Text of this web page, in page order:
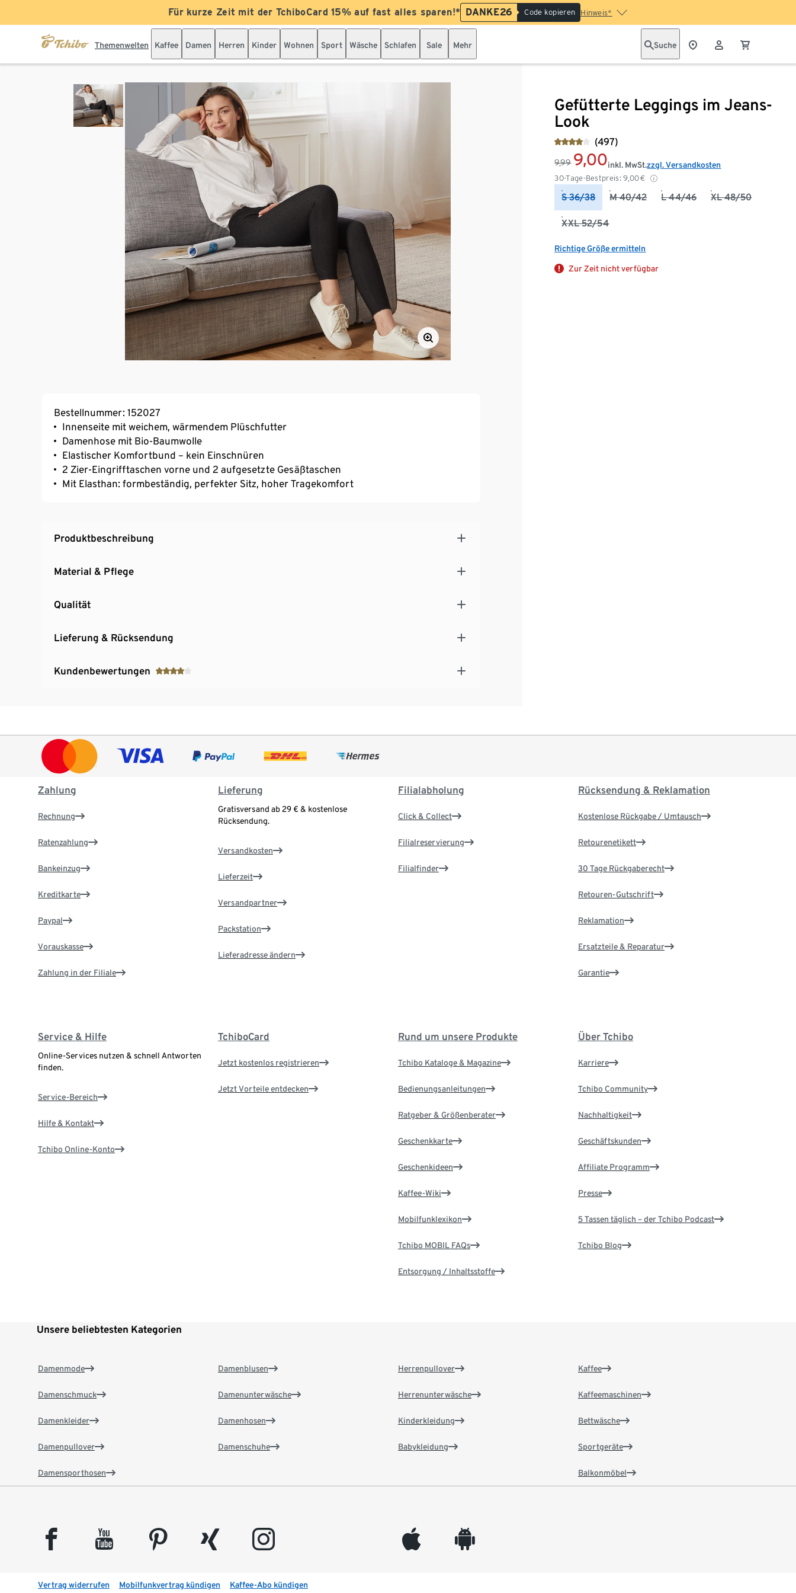
Für kurze Zeit mit der TchiboCard 15% auf fast alles sparen!* DANKE26 Code kopieren Hinweis*
Themenwelten Kaffee Damen Herren Kinder Wohnen Sport Wäsche Schlafen Sale Mehr Suche
Gefütterte Leggings im Jeans-
Look
(497)
9,99 9,00
30-Tage-Bestpreis: 9,00€
inkl. MwSt.zzgl. Versandkosten
S 36/38 M 40/42 L 44/46 XL 48/50
XXL 52/54
Richtige Größe ermitteln
Zur Zeit nicht verfügbar
Bestellnummer: 152027
Innenseite mit weichem, wärmendem Plüschfutter
Damenhose mit Bio-Baumwolle
Elastischer Komfortbund – kein Einschnüren
2 Zier-Eingrifftaschen vorne und 2 aufgesetzte Gesäßtaschen
Mit Elasthan: formbeständig, perfekter Sitz, hoher Tragekomfort
Produktbeschreibung
Material & Pflege
Qualität
Lieferung & Rücksendung
Kundenbewertungen
Zahlung
Rechnung
Ratenzahlung
Bankeinzug
Kreditkarte
Paypal
Vorauskasse
Zahlung in der Filiale
Lieferung
Gratisversand ab 29 € & kostenlose
Rücksendung.
Versandkosten
Lieferzeit
Versandpartner
Packstation
Lieferadresse ändern
Filialabholung
Click & Collect
Filialreservierung
Filialfinder
Rücksendung & Reklamation
Kostenlose Rückgabe / Umtausch
Retourenetikett
30 Tage Rückgaberecht
Retouren-Gutschrift
Reklamation
Ersatzteile & Reparatur
Garantie
Service & Hilfe
Online-Services nutzen & schnell Antworten
finden.
Service-Bereich
Hilfe & Kontakt
Tchibo Online-Konto
TchiboCard
Jetzt kostenlos registrieren
Jetzt Vorteile entdecken
Rund um unsere Produkte
Tchibo Kataloge & Magazine
Bedienungsanleitungen
Ratgeber & Größenberater
Geschenkkarte
Geschenkideen
Kaffee-Wiki
Mobilfunklexikon
Tchibo MOBIL FAQs
Entsorgung / Inhaltsstoffe
Über Tchibo
Karriere
Tchibo Community
Nachhaltigkeit
Geschäftskunden
Affiliate Programm
Presse
5 Tassen täglich – der Tchibo Podcast
Tchibo Blog
Unsere beliebtesten Kategorien
Damenmode
Damenschmuck
Damenkleider
Damenpullover
Damensporthosen
Damenblusen
Damenunterwäsche
Damenhosen
Damenschuhe
Herrenpullover
Herrenunterwäsche
Kinderkleidung
Babykleidung
Kaffee
Kaffeemaschinen
Bettwäsche
Sportgeräte
Balkonmöbel
facebook youtube pinterest xing instagram appleinc android
Vertrag widerrufen Mobilfunkvertrag kündigen Kaffee-Abo kündigen